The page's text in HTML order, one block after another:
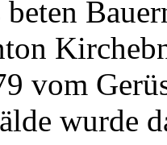
vom
wurde